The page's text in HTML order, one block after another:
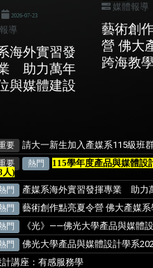
2026-07-23
導
海外實習發
助力萬年
與媒體建設
媒體報導
藝術創
營 佛大
跨海教學
要 請大一新生加入產媒系115級班
要 熱門
115學年度產品與媒體設
人)
門 產媒系海外實習發揮專業 助力
門 藝術創作點亮夏令營 佛大產媒
門 《光》——佛光大學產品與媒體
門 佛光大學產品與媒體設計學系
計講座：有感服務學